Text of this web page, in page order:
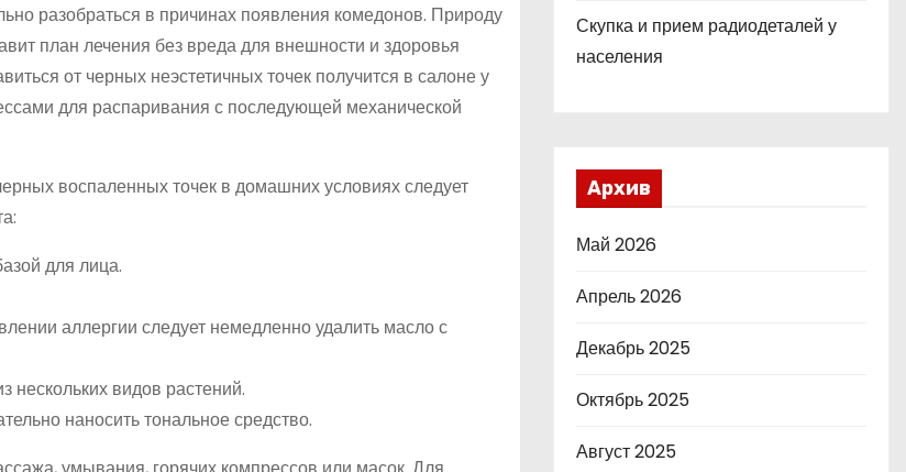
разобраться в причинах появления комедонов. Природу
план лечения без вреда для внешности и здоровья
от черных неэстетичных точек получится в салоне у
для распаривания с последующей механической
воспаленных точек в домашних условиях следует
для лица.
аллергии следует немедленно удалить масло с
видов растений.
наносить тональное средство.
Скупка и прием радиодеталей у
населения
Архив
Май 2026
Апрель 2026
Декабрь 2025
Октябрь 2025
Август 2025